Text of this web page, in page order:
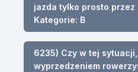
jazda tylko prosto przez
Kategorie: B
6235) Czy w tej
wyprzedzeniem